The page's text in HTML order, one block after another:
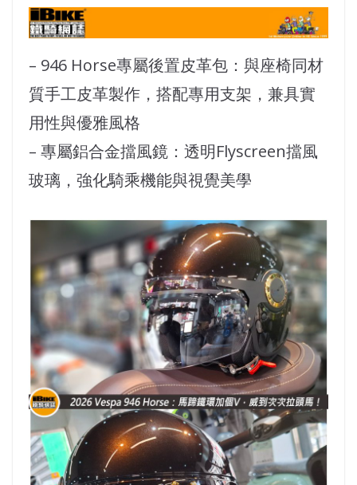
– 946 Horse專屬後置皮革包：與座椅同材
質手工皮革製作，搭配專用支架，兼具實
用性與優雅風格
– 專屬鋁合金擋風鏡：透明Flyscreen擋風
玻璃，強化騎乘機能與視覺美學